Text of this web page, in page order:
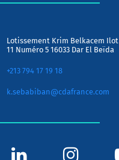
Lotissement Krim Belkacem Ilot
11 Numéro 5 16033 Dar El Beïda
+213 794 17 19 18
k.sebabiban@cdafrance.com